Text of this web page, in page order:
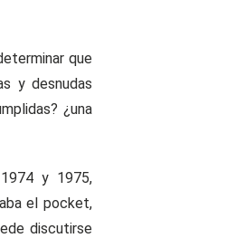
que
y desnudas
¿una
y 1975,
el pocket,
discutirse